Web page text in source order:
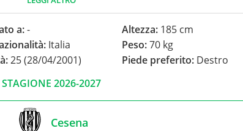
a:-
Italia
25 (28/04/2001)
Altezza: 185 cm
Peso:70 kg
Piede preferito: Destro
STAGIONE 2026-2027
Cesena